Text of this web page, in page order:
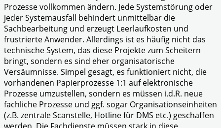
Prozesse vollkommen ändern. Jede Systemstörung oder
jeder Systemausfall behindert unmittelbar die
Sachbearbeitung und erzeugt Leerlaufkosten und
frustrierte Anwender. Allerdings ist es häufig nicht das
technische System, das diese Projekte zum Scheitern
bringt, sondern es sind eher organisatorische
Versäumnisse. Simpel gesagt, es funktioniert nicht, die
vorhandenen Papierprozesse 1:1 auf elektronische
Prozesse umzustellen, sondern es müssen i.d.R. neue
fachliche Prozesse und ggf. sogar Organisationseinheiten
(z.B. zentrale Scanstelle, Hotline für DMS etc.) geschaffen